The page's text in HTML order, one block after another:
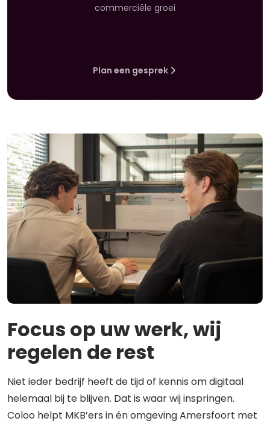
commerciële groei
Plan een gesprek
Focus op uw werk, wij
regelen de rest
Niet ieder bedrijf heeft de tijd of kennis om digitaal
helemaal bij te blijven. Dat is waar wij inspringen.
Coloo helpt MKB’ers in én omgeving Amersfoort met